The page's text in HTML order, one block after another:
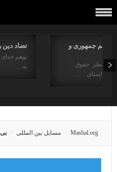
تضاد
توهم خدای
به…
جمهوری و
از منظر حقوق
در راستای : …
Mashal.org مسایل بین المللی